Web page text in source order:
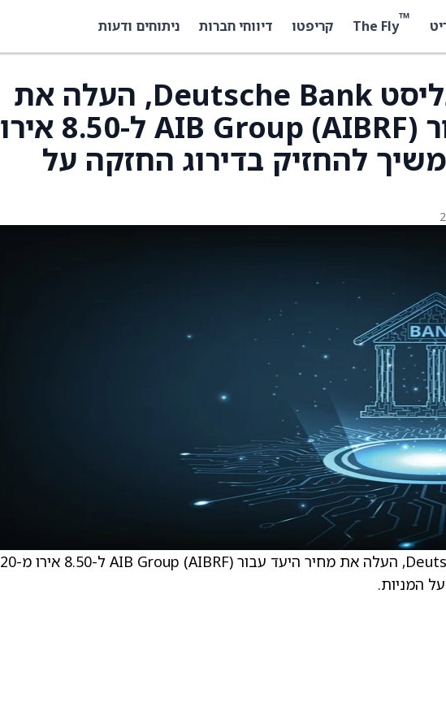
™
The Fly קריפטו דיווחי חברות ניתוחים ודעות
רוברט נובל, אנליסט Deutsche Bank, העלה את
מחיר היעד עבור AIB Group (AIBRF) ל-8.50 אירו
וממשיך להחזיק בדירוג החזקה על
המניות.